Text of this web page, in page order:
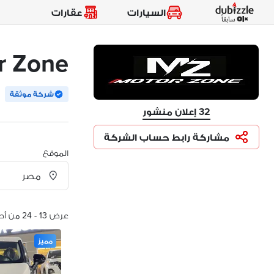
السيارات عقارات
32 إعلان منشور
مشاركة رابط حساب الشركة
Zone
شركة موثقة
الموقع
عرض 13 - 24 من أصل 32 الإعلانات
مميز